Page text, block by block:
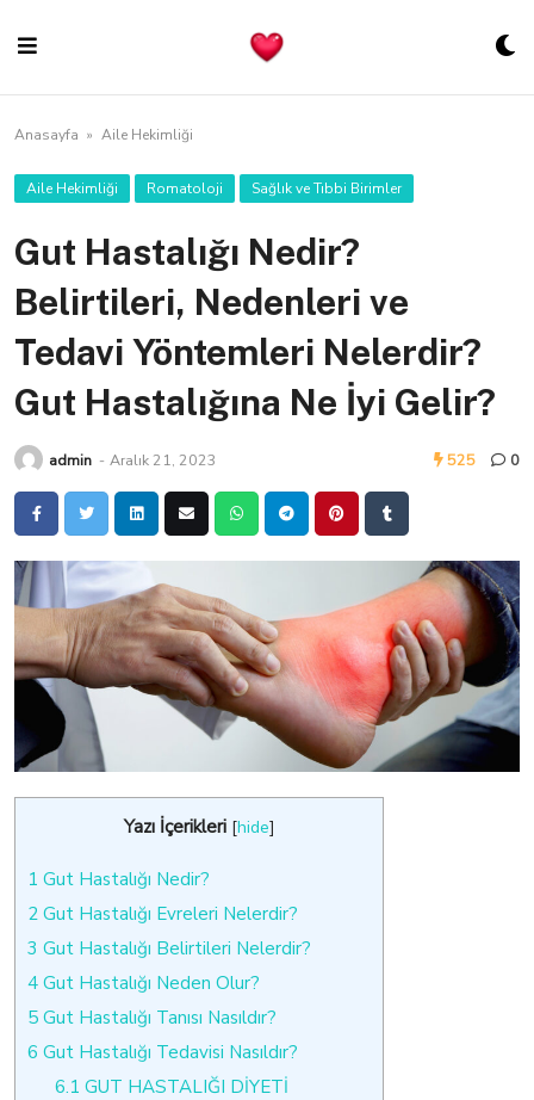
content
Anasayfa » Aile Hekimliği
Aile Hekimliği Romatoloji Sağlık ve Tıbbi Birimler
Gut Hastalığı Nedir?
Belirtileri, Nedenleri ve
Tedavi Yöntemleri Nelerdir?
Gut Hastalığına Ne İyi Gelir?
admin - Aralık 21, 2023 525 0
Yazı İçerikleri [hide]
1 Gut Hastalığı Nedir?
2 Gut Hastalığı Evreleri Nelerdir?
3 Gut Hastalığı Belirtileri Nelerdir?
4 Gut Hastalığı Neden Olur?
5 Gut Hastalığı Tanısı Nasıldır?
6 Gut Hastalığı Tedavisi Nasıldır?
6.1 GUT HASTALIĞI DİYETİ